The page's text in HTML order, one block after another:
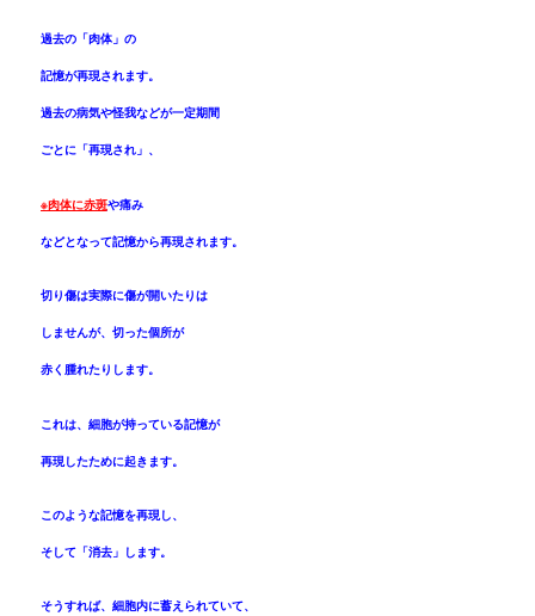
過去の「肉体」の
記憶が再現されます。
過去の病気や怪我などが一定期間
ごとに「再現され」、
※肉体に赤斑や痛み
などとなって記憶から再現されます。
切り傷は実際に傷が開いたりは
しませんが、切った個所が
赤く腫れたりします。
これは、細胞が持っている記憶が
再現したために起きます。
このような記憶を再現し、
そして「消去」します。
そうすれば、細胞内に蓄えられていて、